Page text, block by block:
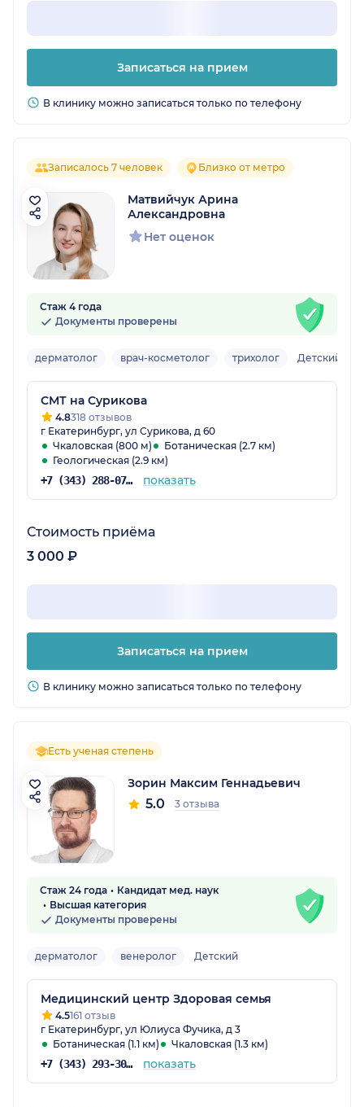
Записаться на прием
В клинику можно записаться только по телефону
Записалось 7 человек Близко от метро
Матвийчук Арина
Александровна
Нет оценок
Стаж 4 года
Документы проверены
дерматолог врач-косметолог трихолог Детский
СМТ на Сурикова
4.8318 отзывов
г Екатеринбург, ул Сурикова, д 60
Чкаловская (800 м)
Ботаническая (2.7 км)
Геологическая (2.9 км)
+7 (343) 288-07-54 показать
Стоимость приёма
3 000 ₽
Записаться на прием
В клинику можно записаться только по телефону
Есть ученая степень
Зорин Максим Геннадьевич
5.0 3 отзыва
Стаж 24 года
Кандидат мед. наук
Высшая категория
Документы проверены
дерматолог венеролог Детский
Медицинский центр Здоровая семья
4.5161 отзыв
г Екатеринбург, ул Юлиуса Фучика, д 3
Ботаническая (1.1 км)
Чкаловская (1.3 км)
+7 (343) 293-30-42 показать